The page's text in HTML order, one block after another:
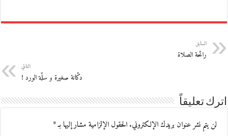
السابق
رائحة الصلاة
التالي
دكّانة صغيرة و سلّة الورد !
اترك تعليقاً
لن يتم نشر عنوان بريدك الإلكتروني.الحقول الإلزامية مشار إليها بـ*